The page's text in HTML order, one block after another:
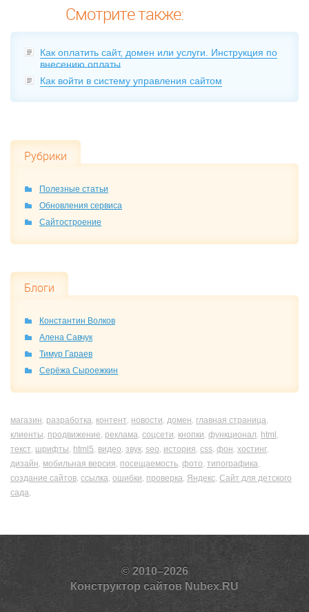
Смотрите также:
Как оплатить сайт, домен или услуги. Инструкция по
внесению оплаты
Как войти в систему управления сайтом
Рубрики
Полезные статьи
Обновления сервиса
Сайтостроение
Блоги
Константин Волков
Алена Савчук
Тимур Гараев
Серёжа Сыроежкин
магазин разработка контент новости домен главная страница
клиенты продвижение реклама соцсети кнопки функционал html
текст шрифты html5 видео звук seo история css фон хостинг
дизайн мобильная версия посещаемость фото типографика
создание сайтов ссылка ошибки проверка Яндекс Сайт для детского
сада
© 2010–2026
Конструктор сайтов Nubex.RU